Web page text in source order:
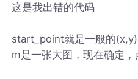
这是我出错的代码
start_point就是一般的
m是一张大图，现在确定，